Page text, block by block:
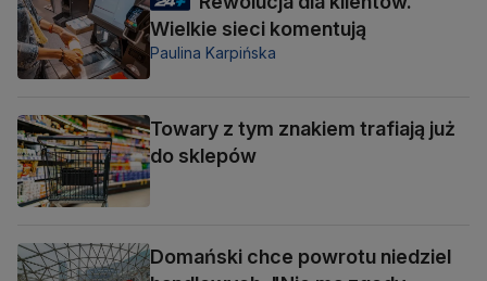
Wielkie sieci komentują
Paulina Karpińska
Towary z tym znakiem trafiają już
do sklepów
Domański chce powrotu niedziel